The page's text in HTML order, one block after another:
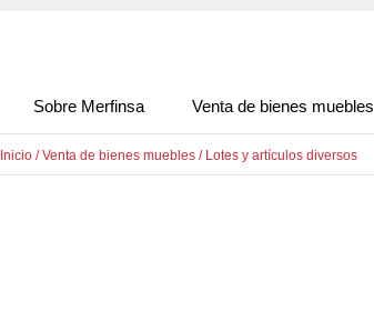
Sobre Merfinsa Venta de bienes muebles
Inicio /Venta de bienes muebles / Lotes y artículos diversos